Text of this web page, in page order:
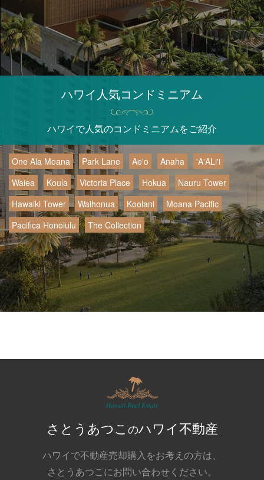
ハワイ人気コンドミニアム
ハワイで人気のコンドミニアムをご紹介
One Ala Moana Park Lane Ae'o Anaha
'A'ALi'i
Waiea
Koula Victoria Place Hokua
Nauru Tower
Hawaiki Tower
Waihonua Koolani
Moana Pacific
Pacifica Honolulu
The Collection
さとうあつこ のハワイ不動産
ハワイで不動産売却購入をお考えの方は、
さとうあつこにお問い合わせください。